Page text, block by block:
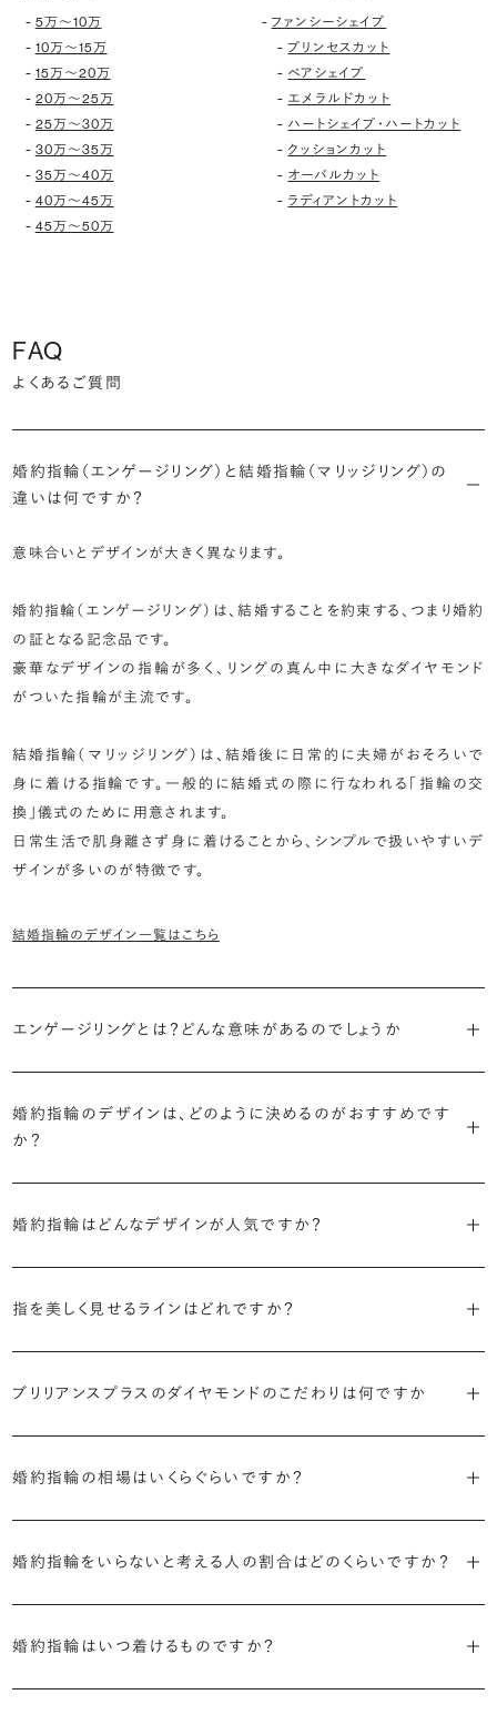
- 5万〜10万
- 10万〜15万
- 15万〜20万
- 20万〜25万
- 25万〜30万
- 30万〜35万
- 35万〜40万
- 40万〜45万
- 45万〜50万
- ファンシーシェイプ
-プリンセスカット
- ペアシェイプ
- エメラルドカット
- ハートシェイプ・ハートカット
- クッションカット
- オーバルカット
- ラディアントカット
FAQ
よくあるご質問
婚約指輪（エンゲージリング）と結婚指輪（マリッジリング）の
違いは何ですか？
意味合いとデザインが大きく異なります。
婚約指輪（エンゲージリング）は、結婚することを約束する、つまり婚約
の証となる記念品です。
豪華なデザインの指輪が多く、リングの真ん中に大きなダイヤモンド
がついた指輪が主流です。
結婚指輪（マリッジリング）は、結婚後に日常的に夫婦がおそろいで
身に着ける指輪です。一般的に結婚式の際に行なわれる「指輪の交
換」儀式のために用意されます。
日常生活で肌身離さず身に着けることから、シンプルで扱いやすいデ
ザインが多いのが特徴です。
結婚指輪のデザイン一覧はこちら
エンゲージリングとは？どんな意味があるのでしょうか
リング」は婚約指輪の別名です。
婚約指輪のデザインは、どのように決めるのがおすすめです
か？
す。
流行に左右されないデザインであること、そして年齢を重ねた手にも
・着用シーンを想像して選ぶ
掛かりにくさに配慮されていたり、ダイヤモンドの大きさ自体も控えめ
・何を重要視するか明確にする
とはいえたくさんの選択肢の中から、たった一つのリングを選ぶのは
婚約指輪はどんなデザインが人気ですか？
リリアンスプラスでも不動の人気を誇ります。
主役のダイヤモンドの横に小ぶりなメレダイヤモンドでアクセントを添
・「ヘイロー」
指を美しく見せるラインはどれですか？
見えやすいと言われています。
てきます。ぜひ、所要時間30秒のブリリアンスプラスオリジナル診断を
婚約指輪診断を試してみる
ブリリアンスプラスのダイヤモンドのこだわりは何ですか
種類、品質、価格に至るまで、あらゆる価値観に合う多様なダイヤモン
きます。
流通の上流からの仕入れ、余分な在庫を持たない取り組みなどで、従
婚約指輪の相場はいくらぐらいですか？
平均で約43.8万円。30〜40万円未満の範囲で選ぶカップルが18.7%
婚約指輪をいらないと考える人の割合はどのくらいですか？
人は67.1%。そのうち婚約指輪を贈られた人は67.9%と、全体の約5割
婚約指輪はいつ着けるものですか？